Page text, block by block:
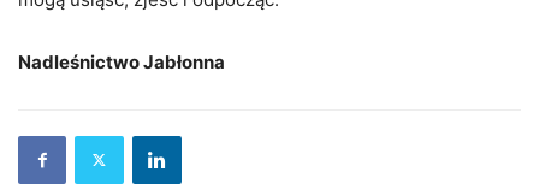
Nadleśnictwo Jabłonna